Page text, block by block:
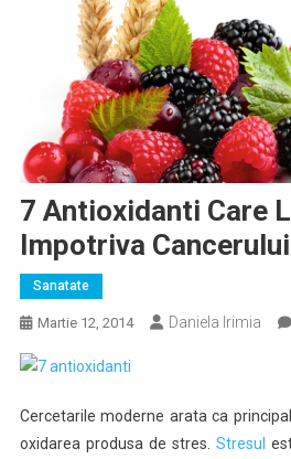
7 Antioxidanti Care
Impotriva Cancerului
Sanatate
Martie 12, 2014 Daniela Irimia
Cercetarile moderne arata ca
oxidarea produsa de stres. Stresul